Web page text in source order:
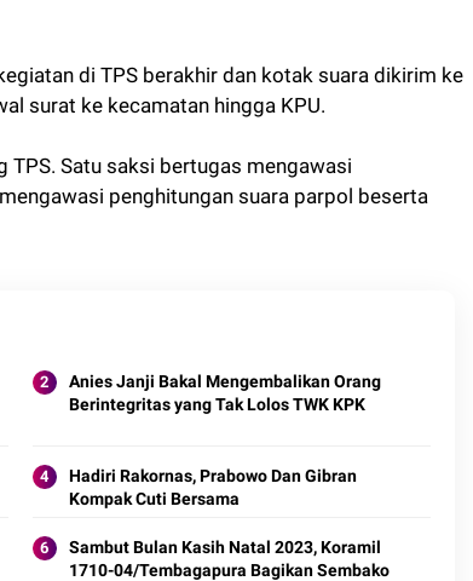
di TPS berakhir dan kotak suara dikirim ke
surat ke kecamatan hingga KPU.
TPS. Satu saksi bertugas mengawasi
penghitungan suara parpol beserta
Anies Janji Bakal Mengembalikan Orang
Berintegritas yang Tak Lolos TWK KPK
Hadiri Rakornas, Prabowo Dan Gibran
Kompak Cuti Bersama
Sambut Bulan Kasih Natal 2023, Koramil
1710-04/Tembagapura Bagikan Sembako